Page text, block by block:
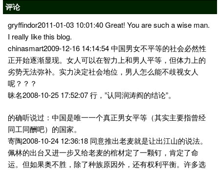
评论
gryffindor2011-01-03 10:01:40 Great! You are such a wise man.
I really like this blog.
chinasmart2009-12-16 14:14:54 中国男女不平等的社会必然性
正开始逐渐显现。女人可以在智力上和男人平等，但体力上的
劣势无法弥补。实力决定社会地位，男人怎么能不歧视女人
呢？？？
昧名2008-10-25 17:52:07 行，”认同润涛阎的结论”。
的确听说过：中国是唯一一个真正男女平等（其实主要指曾经
同工同酬吧）的国家。
寄陶2008-10-24 12:36:18 同意推出老麦就是让出江山的说法。
佩林的出台又进一步又给老麦的棺材定了一颗钉，肯定了命
运。但如果奥不胜，除了种族原因外，还有权利平衡。许多选